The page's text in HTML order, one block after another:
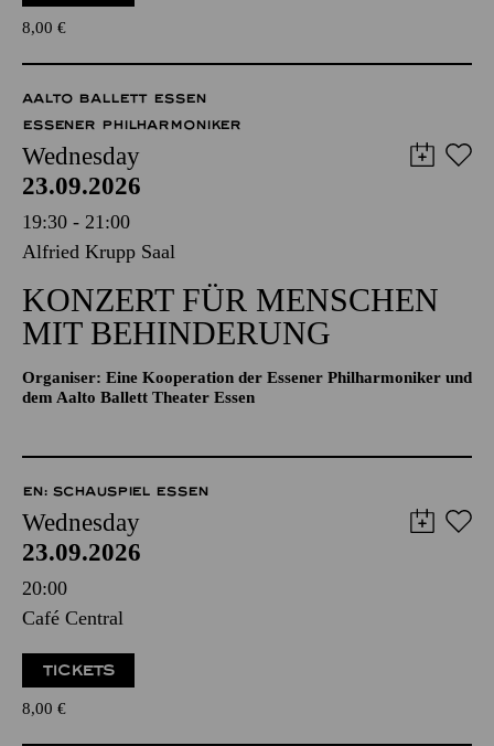
8,00 €
AALTO BALLETT ESSEN
ESSENER PHILHARMONIKER
Wednesday
23.09.2026
19:30 - 21:00
Alfried Krupp Saal
KONZERT FÜR MENSCHEN
MIT BEHINDERUNG
Organiser: Eine Kooperation der Essener Philharmoniker und
dem Aalto Ballett Theater Essen
EN: SCHAUSPIEL ESSEN
Wednesday
23.09.2026
20:00
Café Central
TICKETS
8,00 €